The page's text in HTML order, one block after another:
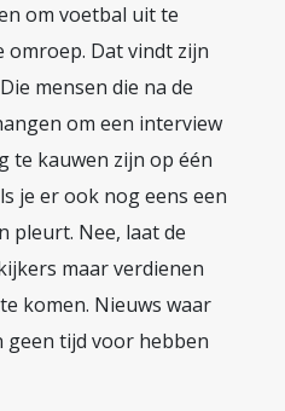
om voetbal uit te
omroep. Dat vindt zijn
mensen die na de
om een interview
te kauwen zijn op één
je er ook nog eens een
pleurt. Nee, laat de
maar verdienen
komen. Nieuws waar
geen tijd voor hebben